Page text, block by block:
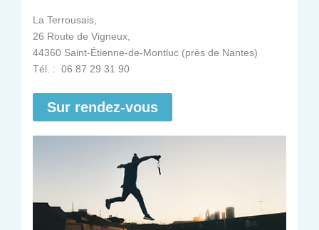
La Terrousais,
26 Route de Vigneux,
44360 Saint-Étienne-de-Montluc (près de Nantes)
Tél. : 06 87 29 31 90
Sur rendez-vous